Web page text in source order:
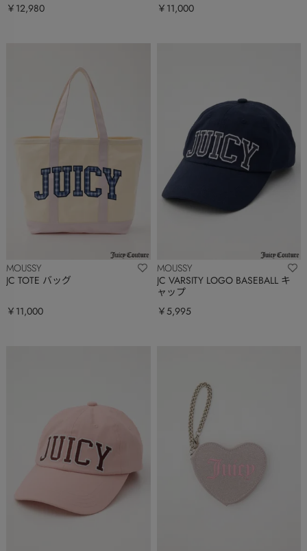
￥12,980 ￥11,000
MOUSSY
JC TOTE バッグ
￥11,000
MOUSSY
JC VARSITY LOGO BASEBALL キ
ャップ
￥5,995